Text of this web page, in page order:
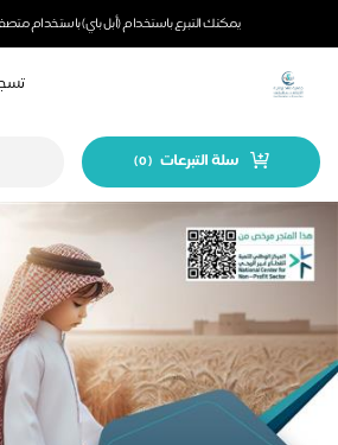
يمكنك التبرع باستخدام (أبل باي) باستخدام
سلة التبرعات (
0
)